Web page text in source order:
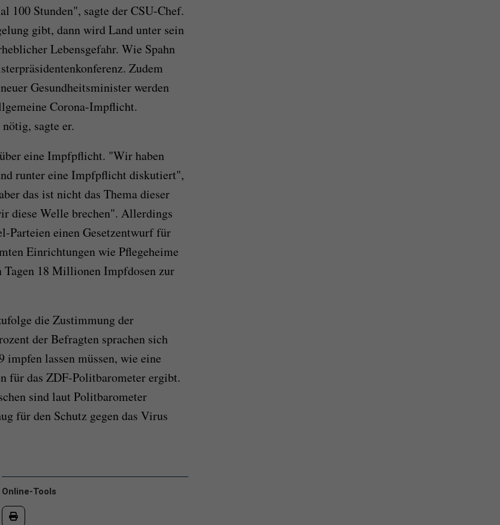
100 Stunden", sagte der CSU-Chef.
gibt, dann wird Land unter sein
Lebensgefahr. Wie Spahn
Zudem
Gesundheitsminister werden
Corona-Impflicht.
sagte er.
eine Impfpflicht. "Wir haben
runter eine Impfpflicht diskutiert",
das ist nicht das Thema dieser
diese Welle brechen". Allerdings
einen Gesetzentwurf für
Einrichtungen wie Pflegeheime
Tagen 18 Millionen Impfdosen zur
die Zustimmung der
der Befragten sprachen sich
impfen lassen müssen, wie eine
für das ZDF-Politbarometer ergibt.
sind laut Politbarometer
für den Schutz gegen das Virus
Online-Tools